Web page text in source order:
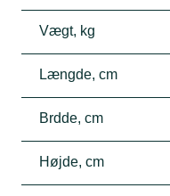
Vægt, kg
Længde, cm
Brdde, cm
Højde, cm